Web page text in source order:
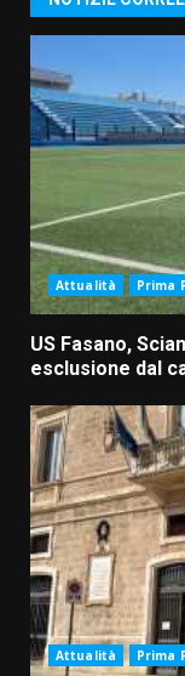
Attualità Prima
US Fasano,
esclusione dal
Attualità Prima